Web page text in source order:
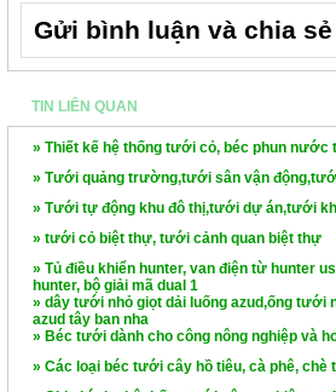
Gửi bình luận và chia
TIN LIÊN QUAN
» Thiết kế hệ thống tưới cỏ, béc phun
» Tưới quảng trường,tưới sân vận
» Tưới tự động khu đô thị,tưới dự án,tưới
» tưới cỏ biệt thự, tưới cảnh quan biệt thự
» Tủ điều khiển hunter, van điện từ hunter
hunter, bộ giải mã dual 1
» dây tưới nhỏ giọt dải luống azud,ống tưới
azud tây ban nha
» Béc tưới dành cho công nông nghiệp và
» Các loại béc tưới cây hồ tiêu, cà phê, chè